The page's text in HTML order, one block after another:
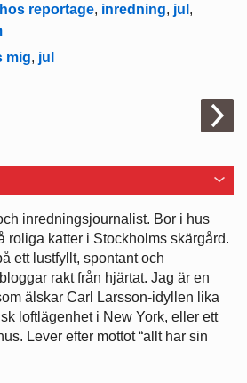
reportage, inredning, jul ,
mig, jul
­inredningsjournalist. Bor i hus
roliga katter i ­Stockholms skärgård.
ett lustfyllt, spontant och
rakt från hjärtat. Jag är en
älskar Carl Larsson-idyllen lika
loftlägenhet i New York, eller ett
Lever efter mottot “allt har sin